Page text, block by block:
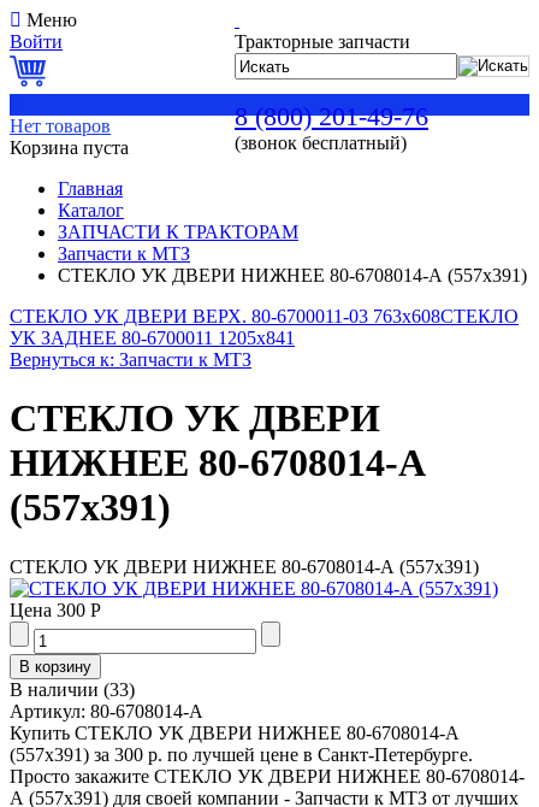
Тракторные запчасти
8 (800) 201-49-76
(звонок бесплатный)
Меню
Войти
Нет товаров
Корзина пуста
Главная
Каталог
ЗАПЧАСТИ К ТРАКТОРАМ
Запчасти к МТЗ
СТЕКЛО УК ДВЕРИ НИЖНЕЕ 80-6708014-А (557х391)
СТЕКЛО УК ДВЕРИ ВЕРХ. 80-6700011-03 763х608СТЕКЛО
УК ЗАДНЕЕ 80-6700011 1205х841
Вернуться к: Запчасти к МТЗ
СТЕКЛО УК ДВЕРИ
НИЖНЕЕ 80-6708014-А
(557х391)
СТЕКЛО УК ДВЕРИ НИЖНЕЕ 80-6708014-А (557х391)
Цена 300 Р
В наличии (33)
Артикул: 80-6708014-А
Купить СТЕКЛО УК ДВЕРИ НИЖНЕЕ 80-6708014-А
(557х391) за 300 р. по лучшей цене в Санкт-Петербурге.
Просто закажите СТЕКЛО УК ДВЕРИ НИЖНЕЕ 80-6708014-
А (557х391) для своей компании - Запчасти к МТЗ от лучших